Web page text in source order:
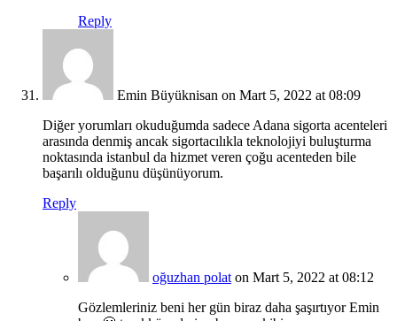
Reply
Emin Büyüknisan on Mart 5, 2022 at 08:09
Diğer yorumları okuduğumda sadece Adana sigorta acenteleri
arasında denmiş ancak sigortacılıkla teknolojiyi buluşturma
noktasında istanbul da hizmet veren çoğu acenteden bile
başarılı olduğunu düşünüyorum.
Reply
oğuzhan polat on Mart 5, 2022 at 08:12
Gözlemleriniz beni her gün biraz daha şaşırtıyor Emin